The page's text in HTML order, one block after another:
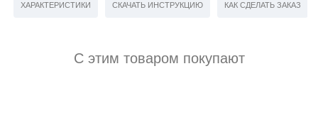
ХАРАКТЕРИСТИКИ СКАЧАТЬ ИНСТРУКЦИЮ КАК СДЕЛАТЬ ЗАКАЗ
С этим товаром покупают